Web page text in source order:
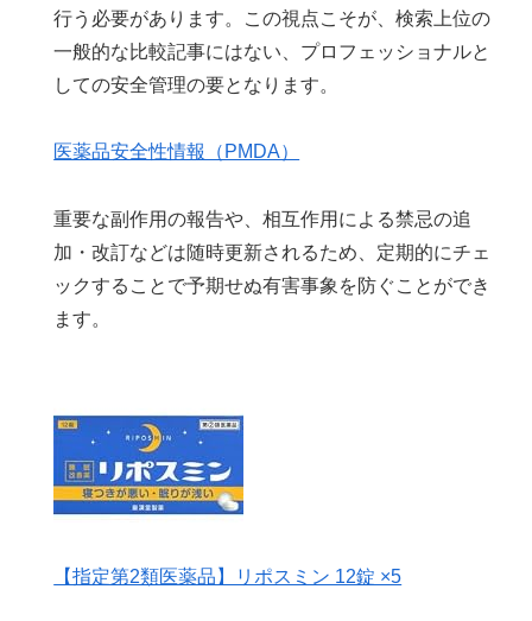
行う必要があります。この視点こそが、検索上位の
一般的な比較記事にはない、プロフェッショナルと
しての安全管理の要となります。
医薬品安全性情報（PMDA）
重要な副作用の報告や、相互作用による禁忌の追
加・改訂などは随時更新されるため、定期的にチェ
ックすることで予期せぬ有害事象を防ぐことができ
ます。
【指定第2類医薬品】リポスミン 12錠 ×5